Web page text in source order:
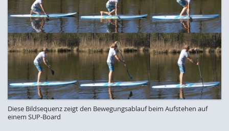
Diese Bildsequenz zeigt den Bewegungsablauf beim Aufstehen auf
einem SUP-Board